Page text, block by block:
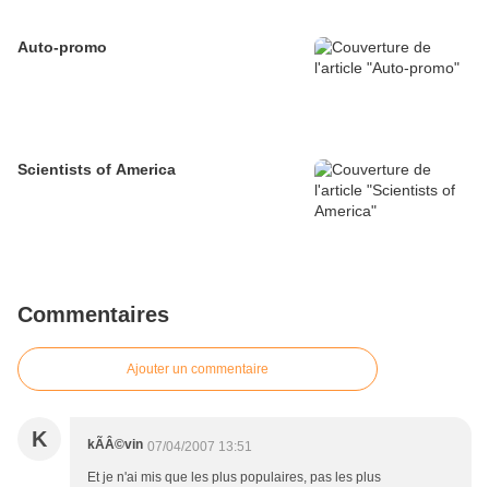
Auto-promo
Scientists of America
Commentaires
Ajouter un commentaire
K kÃÂ©vin 07/04/2007 13:51
Et je n'ai mis que les plus populaires, pas les plus